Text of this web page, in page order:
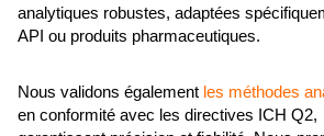
analytiques robustes, adaptées
API ou produits pharmaceutiques.
Nous validons également les méthodes
en conformité avec les directives ICH Q2,